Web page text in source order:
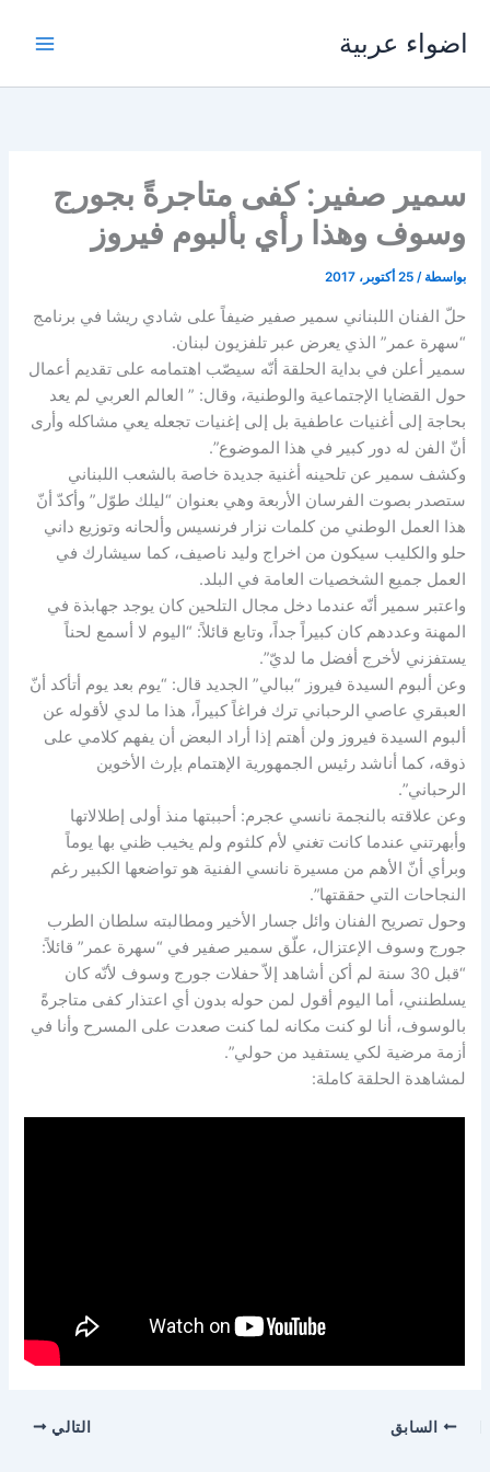
اضواء عربية
سمير صفير: كفى متاجرةً بجورج
وسوف وهذا رأي بألبوم فيروز
بواسطة /25 أكتوبر، 2017
حلّ الفنان اللبناني سمير صفير ضيفاً على شادي ريشا في برنامج
“سهرة عمر” الذي يعرض عبر تلفزيون لبنان.
سمير أعلن في بداية الحلقة أنّه سيصّب اهتمامه على تقديم أعمال
حول القضايا الإجتماعية والوطنية، وقال: ” العالم العربي لم يعد
بحاجة إلى أغنيات عاطفية بل إلى إغنيات تجعله يعي مشاكله وأرى
أنّ الفن له دور كبير في هذا الموضوع”.
وكشف سمير عن تلحينه أغنية جديدة خاصة بالشعب اللبناني
ستصدر بصوت الفرسان الأربعة وهي بعنوان “ليلك طوّل” وأكدّ أنّ
هذا العمل الوطني من كلمات نزار فرنسيس وألحانه وتوزيع داني
حلو والكليب سيكون من اخراج وليد ناصيف، كما سيشارك في
العمل جميع الشخصيات العامة في البلد.
واعتبر سمير أنّه عندما دخل مجال التلحين كان يوجد جهابذة في
المهنة وعددهم كان كبيراً جداً، وتابع قائلاً: “اليوم لا أسمع لحناً
يستفزني لأخرج أفضل ما لديّ”.
وعن ألبوم السيدة فيروز “ببالي” الجديد قال: “يوم بعد يوم أتأكد أنّ
العبقري عاصي الرحباني ترك فراغاً كبيراً، هذا ما لدي لأقوله عن
ألبوم السيدة فيروز ولن أهتم إذا أراد البعض أن يفهم كلامي على
ذوقه، كما أناشد رئيس الجمهورية الإهتمام بإرث الأخوين
الرحباني”.
وعن علاقته بالنجمة نانسي عجرم: أحببتها منذ أولى إطلالاتها
وأبهرتني عندما كانت تغني لأم كلثوم ولم يخيب ظني بها يوماً
وبرأي أنّ الأهم من مسيرة نانسي الفنية هو تواضعها الكبير رغم
النجاحات التي حققتها”.
وحول تصريح الفنان وائل جسار الأخير ومطالبته سلطان الطرب
جورج وسوف الإعتزال، علّق سمير صفير في “سهرة عمر” قائلاً:
“قبل 30 سنة لم أكن أشاهد إلاّ حفلات جورج وسوف لأنّه كان
يسلطنني، أما اليوم أقول لمن حوله بدون أي اعتذار كفى متاجرةً
بالوسوف، أنا لو كنت مكانه لما كنت صعدت على المسرح وأنا في
أزمة مرضية لكي يستفيد من حولي”.
لمشاهدة الحلقة كاملة:
السابق التالي